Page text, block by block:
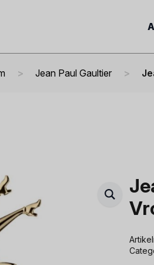
Jean Paul Gaultier